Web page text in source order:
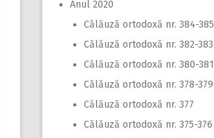
Anul 2020
Călăuză ortodoxă nr. 384-385
Călăuză ortodoxă nr. 382-383
Călăuză ortodoxă nr. 380-381
Călăuză ortodoxă nr. 378-379
Călăuză ortodoxă nr. 377
Călăuză ortodoxă nr. 375-376